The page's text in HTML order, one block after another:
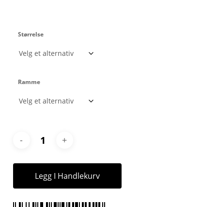
Størrelse
Ramme
Legg I Handlekurv